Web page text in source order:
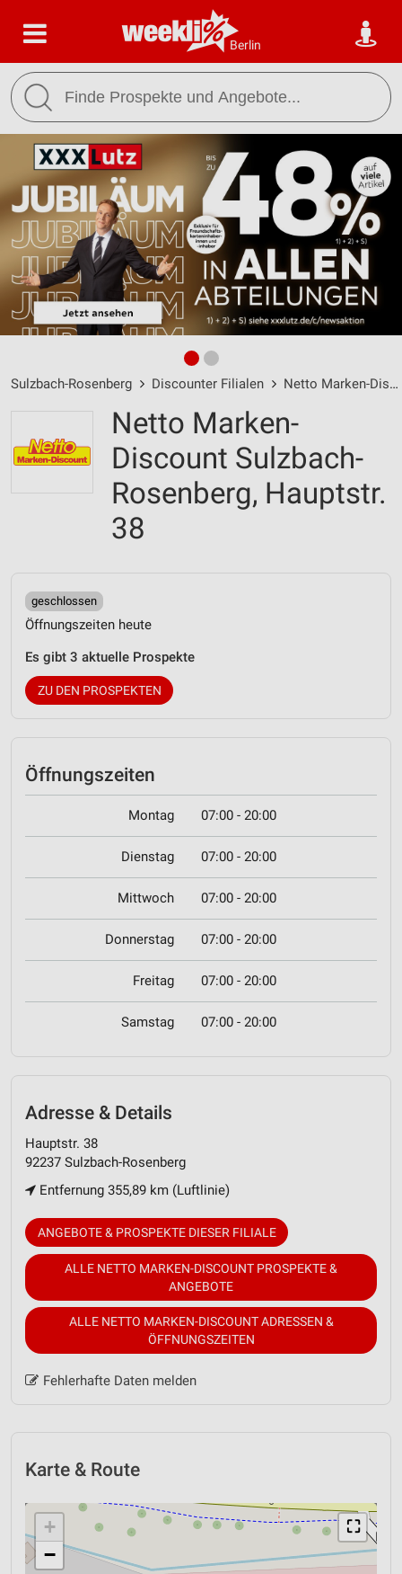
Berlin
Sulzbach-Rosenberg Discounter Filialen Netto Marken-Discount Filialen
Netto Marken-
Discount Sulzbach-
Rosenberg, Hauptstr.
38
geschlossen
Öffnungszeiten heute
Es gibt 3 aktuelle Prospekte
ZU DEN PROSPEKTEN
Öffnungszeiten
Montag 07:00 - 20:00
Dienstag 07:00 - 20:00
Mittwoch 07:00 - 20:00
Donnerstag 07:00 - 20:00
Freitag 07:00 - 20:00
Samstag 07:00 - 20:00
Adresse & Details
Hauptstr. 38
92237 Sulzbach-Rosenberg
Entfernung 355,89 km (Luftlinie)
ANGEBOTE & PROSPEKTE DIESER FILIALE
ALLE NETTO MARKEN-DISCOUNT PROSPEKTE &
ANGEBOTE
ALLE NETTO MARKEN-DISCOUNT ADRESSEN &
ÖFFNUNGSZEITEN
Fehlerhafte Daten melden
Karte & Route
⛶
+
−